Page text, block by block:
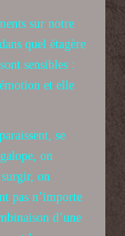
sur notre
quel étagère
sensibles :
et elle
se
on
on
pas n’importe
d’une